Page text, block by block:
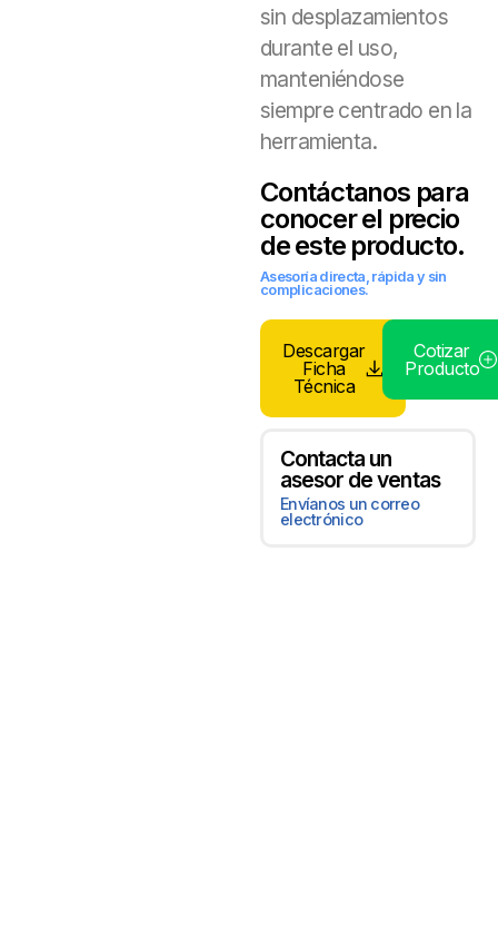
sin desplazamientos
durante el uso,
manteniéndose
siempre centrado en la
herramienta.
Contáctanos para
conocer el precio
de este producto.
Asesoría directa, rápida y sin
complicaciones.
Descargar
Ficha
Técnica
Cotizar
Producto
Contacta un
asesor de ventas
Envíanos un correo
electrónico